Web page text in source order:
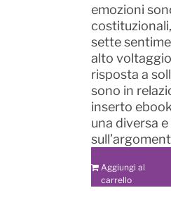
emozioni
sette
alto
risposta a
sono in
inserto
una diversa
Aggiungi al
carrello